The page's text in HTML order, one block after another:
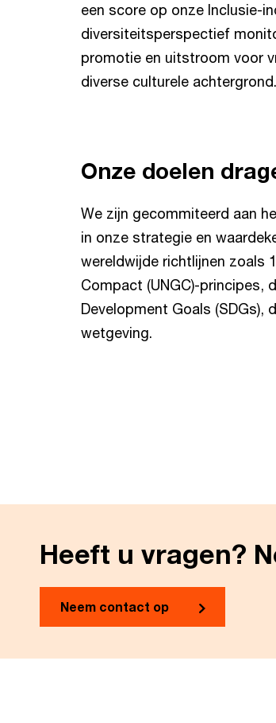
een score op onze Inclusie-
diversiteitsperspectief
promotie en uitstroom voor
diverse culturele achtergrond.
Onze doelen
We zijn gecommiteerd aan
in onze strategie en
wereldwijde richtlijnen zoals
Compact (UNGC)-principes,
Development Goals (SDGs),
wetgeving.
Heeft u vragen?
Neem contact op